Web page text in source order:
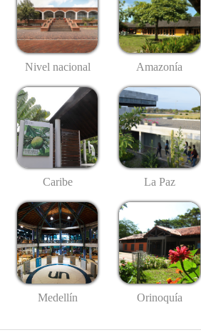
Nivel nacional Amazonía
Caribe La Paz
Medellín Orinoquía